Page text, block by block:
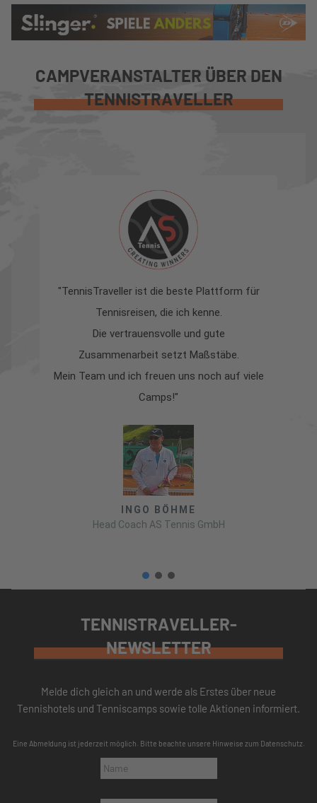
CAMPVERANSTALTER ÜBER DEN
TENNISTRAVELLER
"TennisTraveller ist die beste Plattform für
Tennisreisen, die ich kenne.
Die vertrauensvolle und gute
Zusammenarbeit setzt Maßstäbe.
Mein Team und ich freuen uns noch auf viele
Camps!"
INGO BÖHME
Head Coach AS Tennis GmbH
TENNISTRAVELLER-
NEWSLETTER
Melde dich gleich an und werde als Erstes über neue
Tennishotels und Tenniscamps sowie tolle Aktionen informiert.
Eine Abmeldung ist jederzeit möglich. Bitte beachte unsere Hinweise zum Datenschutz.